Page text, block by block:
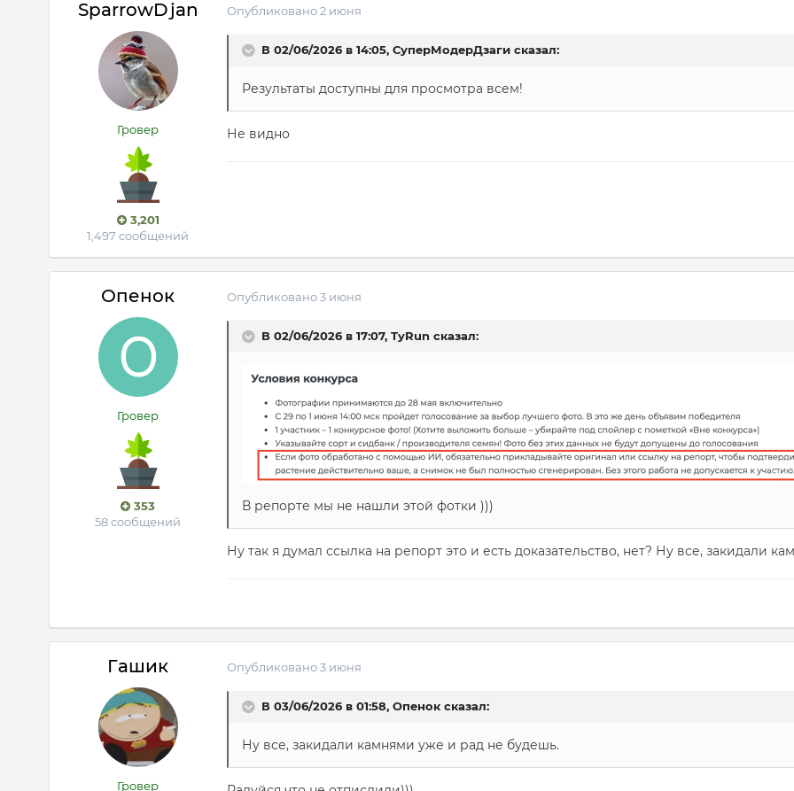
SparrowDjan
Гровер
3,201
1,497 сообщений
Опубликовано2 июня
В 02/06/2026 в 14:05, СуперМодерДзагисказал:
Результаты доступны для просмотра всем!
Не видно
Опенок
Гровер
353
58 сообщений
Опубликовано3 июня
В 02/06/2026 в 17:07, TyRun сказал:
В репорте мы не нашли этой фотки )))
Ну так я думал ссылка на репорт это и есть доказательство, нет? Ну все, закидали
Гашик
Гровер
Опубликовано3 июня
В 03/06/2026 в 01:58, Опеноксказал:
Ну все, закидали камнями уже и рад не будешь.